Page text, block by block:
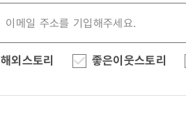
해외스토리 좋은이웃스토리